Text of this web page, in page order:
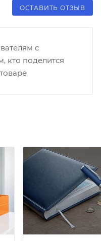
ОСТАВИТЬ ОТЗЫВ
с
кто поделится